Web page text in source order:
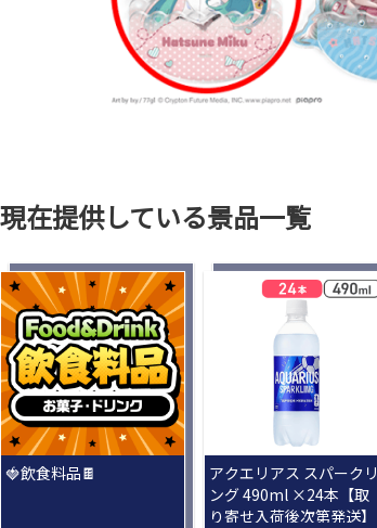
現在提供している景品一覧
🍓飲食料品🍫
アクエリアス スパークリ
ング 490ml ×24本【取
り寄せ入荷後次第発送】